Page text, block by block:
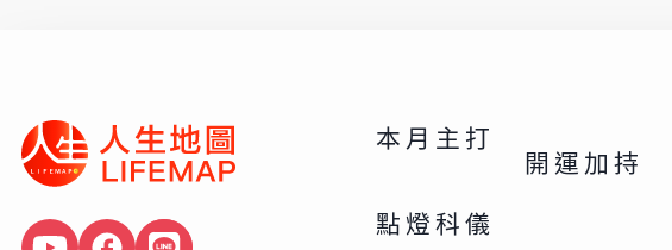
本月主打
點燈科儀
開運加持